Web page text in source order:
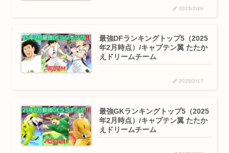
2025/2/26
最強DFランキングトップ5（2025
年2月時点）/キャプテン翼 たたか
えドリームチーム
2025/2/17
最強GKランキングトップ5（2025
年2月時点）/キャプテン翼 たたか
えドリームチーム